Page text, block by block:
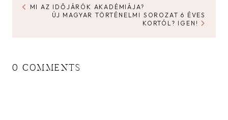
MI AZ IDŐJÁRÓK AKADÉMIÁJA?
ÚJ MAGYAR TÖRTÉNELMI SOROZAT 6 ÉVES
KORTÓL? IGEN!
0 COMMENTS